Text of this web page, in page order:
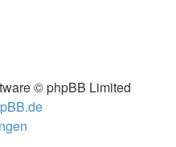
© phpBB Limited